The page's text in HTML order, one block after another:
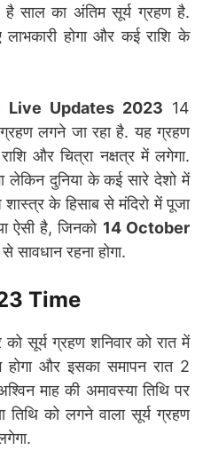
है साल का अंतिम सूर्य ग्रहण है.
होगा और कई राशि के
Live Updates 2023 14
लगने जा रहा है. यह ग्रहण
और चित्रा नक्षत्र में लगेगा.
लेकिन दुनिया के कई सारे देशो में
के हिसाब से मंदिरो में पूजा
ऐसी है, जिनको 14 October
से सावधान रहना होगा.
Time
सूर्य ग्रहण शनिवार को रात में
और इसका समापन रात 2
माह की अमावस्या तिथि पर
तिथि को लगने वाला सूर्य ग्रहण